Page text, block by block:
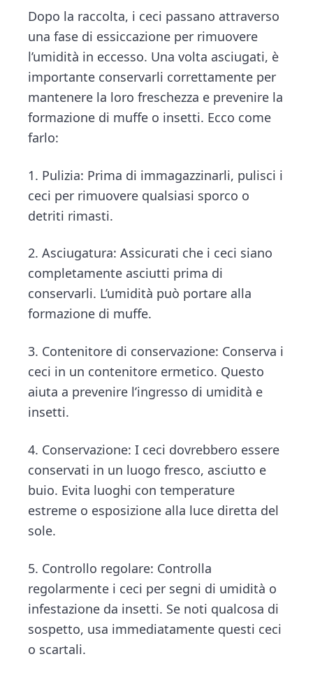
Dopo la raccolta, i ceci passano attraverso
una fase di essiccazione per rimuovere
l’umidità in eccesso. Una volta asciugati, è
importante conservarli correttamente per
mantenere la loro freschezza e prevenire la
formazione di muffe o insetti. Ecco come
farlo:
1. Pulizia: Prima di immagazzinarli, pulisci i
ceci per rimuovere qualsiasi sporco o
detriti rimasti.
2. Asciugatura: Assicurati che i ceci siano
completamente asciutti prima di
conservarli. L’umidità può portare alla
formazione di muffe.
3. Contenitore di conservazione: Conserva i
ceci in un contenitore ermetico. Questo
aiuta a prevenire l’ingresso di umidità e
insetti.
4. Conservazione: I ceci dovrebbero essere
conservati in un luogo fresco, asciutto e
buio. Evita luoghi con temperature
estreme o esposizione alla luce diretta del
sole.
5. Controllo regolare: Controlla
regolarmente i ceci per segni di umidità o
infestazione da insetti. Se noti qualcosa di
sospetto, usa immediatamente questi ceci
o scartali.